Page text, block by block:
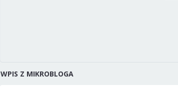
WPIS Z MIKROBLOGA